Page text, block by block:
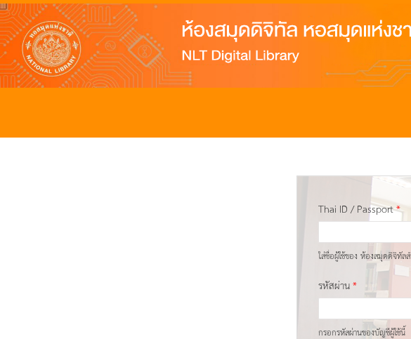
Thai ID / Passport*
ใส่ชื่อผู้ใช้ของ ห้องสมุดดิจิทัล
รหัสผ่าน*
กรอกรหัสผ่านของบัญชีผู้ใช้นี้